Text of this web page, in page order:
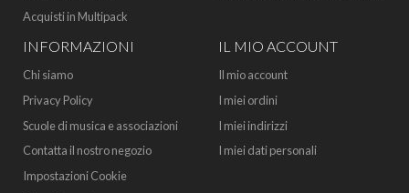
Acquisti in Multipack
INFORMAZIONI
Chi siamo
Privacy Policy
Scuole di musica e associazioni
Contatta il nostro negozio
Impostazioni Cookie
IL MIO ACCOUNT
Il mio account
I miei ordini
I miei indirizzi
I miei dati personali